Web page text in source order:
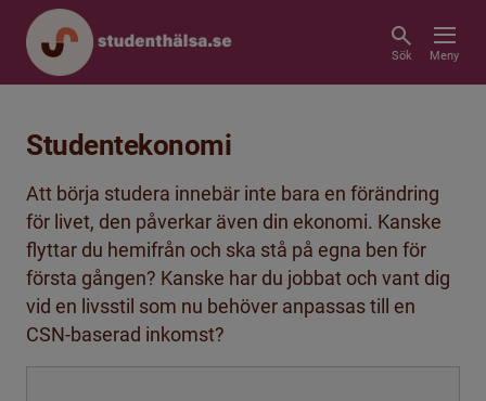
Sök Meny
Studentekonomi
Att börja studera innebär inte bara en förändring
för livet, den påverkar även din ekonomi. Kanske
flyttar du hemifrån och ska stå på egna ben för
första gången? Kanske har du jobbat och vant dig
vid en livsstil som nu behöver anpassas till en
CSN-baserad inkomst?